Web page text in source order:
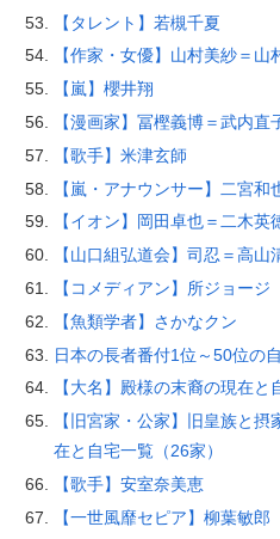
【タレント】若槻千夏
【作家・女優】山村美紗＝山
【嵐】櫻井翔
【漫画家】冨樫義博＝武内直
【歌手】米津玄師
【嵐・アナウンサー】二宮和
【イオン】岡田卓也＝二木
【山口組弘道会】司忍＝高山
【コメディアン】所ジョージ
【魚類学者】さかなクン
日本の長者番付1位～50位の
【大名】殿様の末裔の現在と
【旧宮家・公家】旧皇族と
在と自宅一覧（26家）
【歌手】安室奈美恵
【一世風靡セピア】柳葉敏郎